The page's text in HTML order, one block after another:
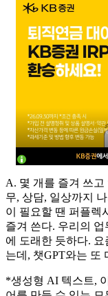
A. 몇 개를 즐겨 쓰고
무, 상담, 일상까지
이 필요할 땐 퍼플렉
즐겨 쓴다. 우리의 업
에 도래한 듯하다.
는데, 챗GPT와는 또
*생성형 AI 텍스트,